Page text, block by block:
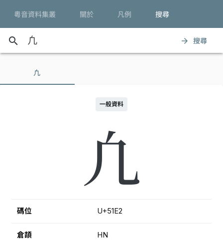
粵音資料集叢 關於 凡例 搜尋
search arrow_forward 搜尋
凢
一般資料
凢
碼位 U+51E2
倉頡 HN